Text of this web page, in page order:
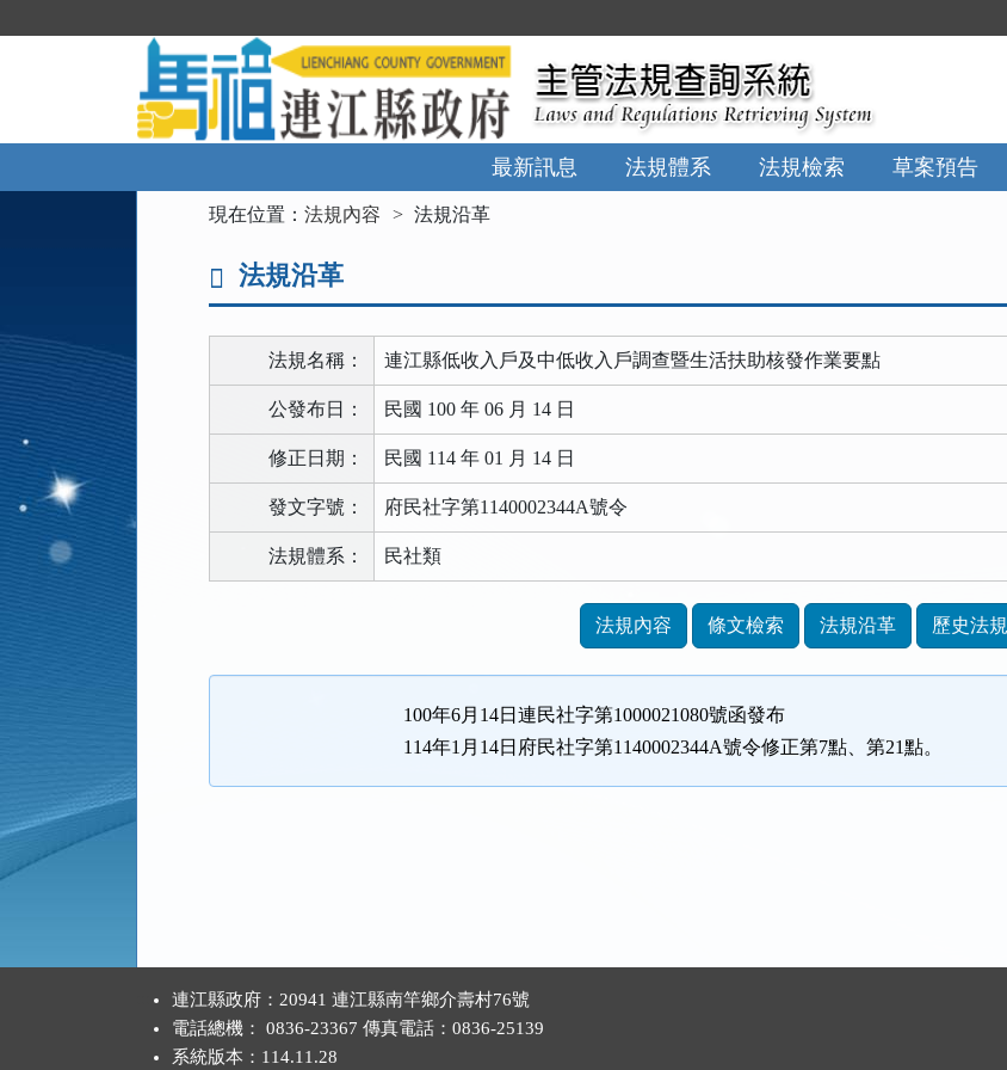
到
最新訊息 法規體系 法規檢索 草案預告
現在位置：法規內容 法規沿革
法規沿革
法規名稱： 連江縣低收入戶及中低收入戶調查暨生活扶助核發作業要點
公發布日： 民國 100 年 06 月 14 日
修正日期： 民國 114 年 01 月 14 日
發文字號： 府民社字第1140002344A號令
法規體系： 民社類
功
區
法規內容 條文檢索 法規沿革 歷史法規
100年6月14日連民社字第1000021080號函發布
114年1月14日府民社字第1140002344A號令修正第7點、第21點。
連江縣政府：20941 連江縣南竿鄉介壽村76號
電話總機： 0836-23367 傳真電話：0836-25139
系統版本： 114.11.28